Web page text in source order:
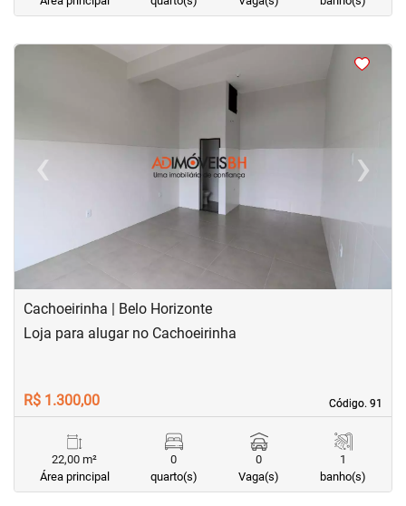
<
‹Previous ›Next
Cachoeirinha | Belo Horizonte
Código. 91
Código. 91
Loja para alugar no Cachoeirinha
R$ 1.300,00
22,00 m²
Área principal
0
quarto(s)
0
Vaga(s)
1
banho(s)